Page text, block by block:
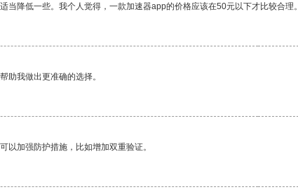
当降低一些。我个人觉得，一款加速器app的价格应该在50元以下才比较合理。
助我做出更准确的选择。
以加强防护措施，比如增加双重验证。